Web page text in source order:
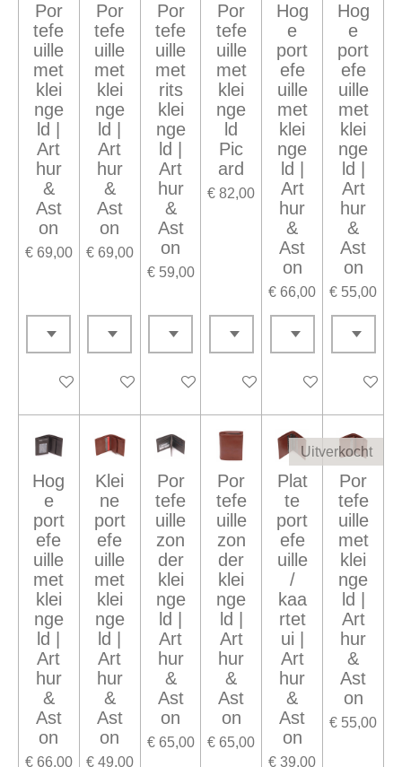
Por
tefe
uille
met
klei
nge
ld |
Art
hur
&
Ast
on
€ 69,00
In winkelwagen
Por
tefe
uille
met
klei
nge
ld |
Art
hur
&
Ast
on
€ 69,00
In winkelwagen
Por
tefe
uille
met
rits
klei
nge
ld |
Art
hur
&
Ast
on
€ 59,00
Houd mij op de hoogte
Por
tefe
uille
met
klei
nge
ld
Pic
ard
€ 82,00
In winkelwagen
Hog
e
port
efe
uille
met
klei
nge
ld |
Art
hur
&
Ast
on
€ 66,00
In winkelwagen
Hog
e
port
efe
uille
met
klei
nge
ld |
Art
hur
&
Ast
on
€ 55,00
Houd
Hog
e
port
efe
uille
met
klei
nge
ld |
Art
hur
&
Ast
on
€ 66,00
Klei
ne
port
efe
uille
met
klei
nge
ld |
Art
hur
&
Ast
on
€ 49,00
Por
tefe
uille
zon
der
klei
nge
ld |
Art
hur
&
Ast
on
€ 65,00
Por
tefe
uille
zon
der
klei
nge
ld |
Art
hur
&
Ast
on
€ 65,00
Plat
te
port
efe
uille
/
kaa
rtet
ui |
Art
hur
&
Ast
on
€ 39,00
Uitverkocht
Por
tefe
uille
met
klei
nge
ld |
Art
hur
&
Ast
on
€ 55,00